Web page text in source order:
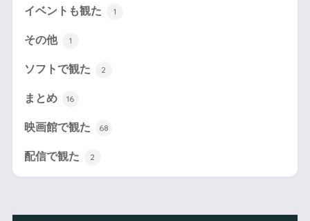
イベントも観た 1
その他 1
ソフトで観た 2
まとめ 16
映画館で観た 68
配信で観た 2